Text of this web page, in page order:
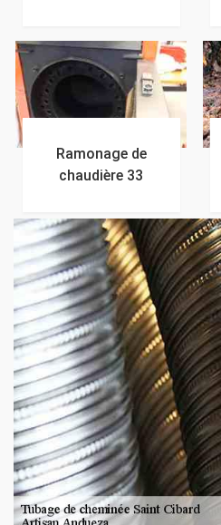
Ramonage de
chaudière 33